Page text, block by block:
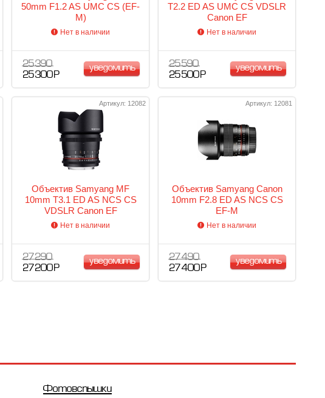
50mm F1.2 AS UMC CS (EF-
M)
Нет в наличии
25 390
25 300 Р
уведомить
T2.2 ED AS UMC CS VDSLR
Canon EF
Нет в наличии
25 590
25 500 Р
уведомить
Артикул: 12082
Объектив Samyang MF
10mm T3.1 ED AS NCS CS
VDSLR Canon EF
Нет в наличии
27 290
27 200 Р
уведомить
Артикул: 12081
Объектив Samyang Canon
10mm F2.8 ED AS NCS CS
EF-M
Нет в наличии
27 490
27 400 Р
уведомить
Фотовспышки